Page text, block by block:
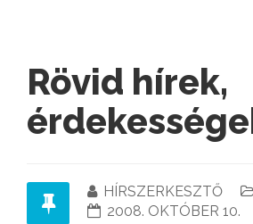
Rövid hírek,
HÍRSZERKESZTŐ
2008. OKTÓBER 10.